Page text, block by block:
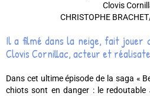
Clovis
CHRISTOPHE
Il a filmé dans la neige, fait jouer
Clovis Cornillac, acteur et
Dans cet ultime épisode de la saga «
chiots sont en danger : le redoutable